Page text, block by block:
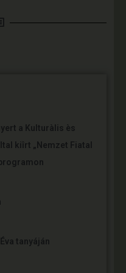
a Kulturàlis ès
kiîrt „Nemzet Fiatal
tanyáján